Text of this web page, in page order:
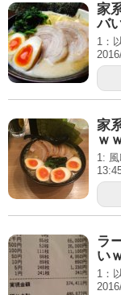
家
バ
1：
家
ｗ
1:
ラ
い
1：